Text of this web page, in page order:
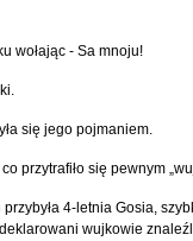
wołając - Sa mnoju!
się jego pojmaniem.
przytrafiło się pewnym
4-letnia Gosia,
wujkowie